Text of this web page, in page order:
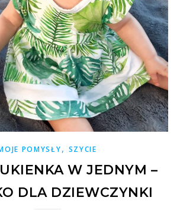
POMYSŁY, SZYCIE
W JEDNYM –
DLA DZIEWCZYNKI